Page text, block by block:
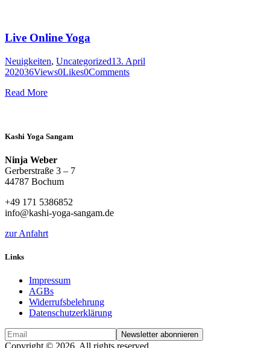
Live Online Yoga
Neuigkeiten, Uncategorized13. April
202036Views0Likes0Comments
Read More
Kashi Yoga Sangam
Ninja Weber
Gerberstraße 3 – 7
44787 Bochum
+49 171 5386852
info@kashi-yoga-sangam.de
zur Anfahrt
Links
Impressum
AGBs
Widerrufsbelehrung
Datenschutzerklärung